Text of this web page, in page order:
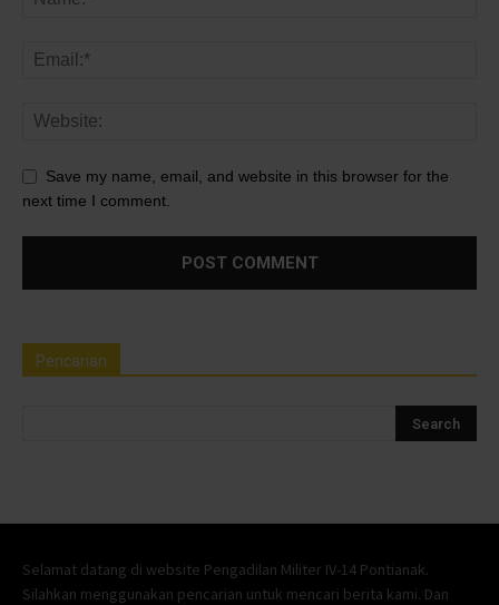
Save my name, email, and website in this browser for the
next time I comment.
Pencarian
Selamat datang di website Pengadilan Militer IV-14 Pontianak.
Silahkan menggunakan pencarian untuk mencari berita kami. Dan